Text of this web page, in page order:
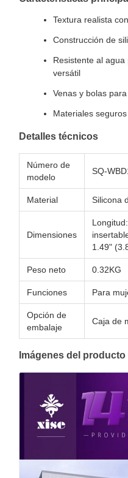
Textura realista
Construcción de
Resistente al
versátil
Venas y bolas
Materiales
Detalles técnicos
Número de
modelo
SQ-
Material Silicona
Dimensiones
1.49"
Peso neto 0.32KG
Funciones Para
Opción de
embalaje
Caja de
Imágenes del producto